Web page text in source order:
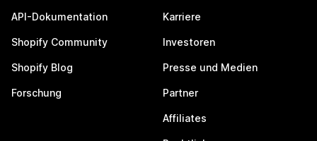
API-Dokumentation
Shopify Community
Shopify Blog
Forschung
Karriere
Investoren
Presse und Medien
Partner
Affiliates